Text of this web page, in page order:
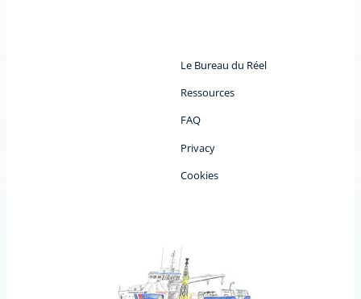
Le Bureau du Réel
Ressources
FAQ
Privacy
Cookies